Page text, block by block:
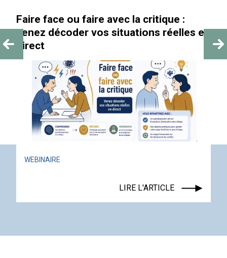
en
« Au-delà des paillettes »
ACTUALITÉ ÉVÉNEMENT